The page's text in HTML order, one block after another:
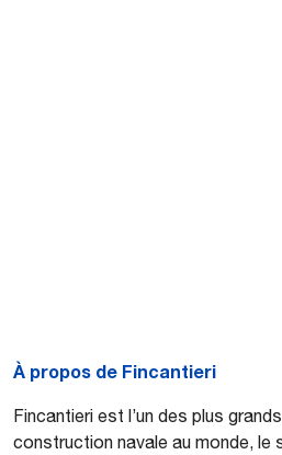
À propos de Fincantieri
Fincantieri est l’un des plus
construction navale au monde, le